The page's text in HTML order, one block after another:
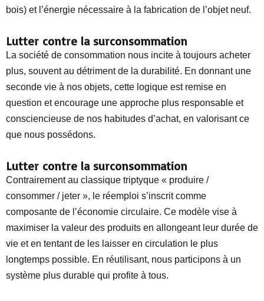
bois) et l’énergie nécessaire à la fabrication de l’objet neuf.
Lutter contre la surconsommation
La société de consommation nous incite à toujours acheter
plus, souvent au détriment de la durabilité. En donnant une
seconde vie à nos objets, cette logique est remise en
question et encourage une approche plus responsable et
consciencieuse de nos habitudes d’achat, en valorisant ce
que nous possédons.
Lutter contre la surconsommation
Contrairement au classique triptyque « produire /
consommer / jeter », le réemploi s’inscrit comme
composante de l’économie circulaire. Ce modèle vise à
maximiser la valeur des produits en allongeant leur durée de
vie et en tentant de les laisser en circulation le plus
longtemps possible. En réutilisant, nous participons à un
système plus durable qui profite à tous.